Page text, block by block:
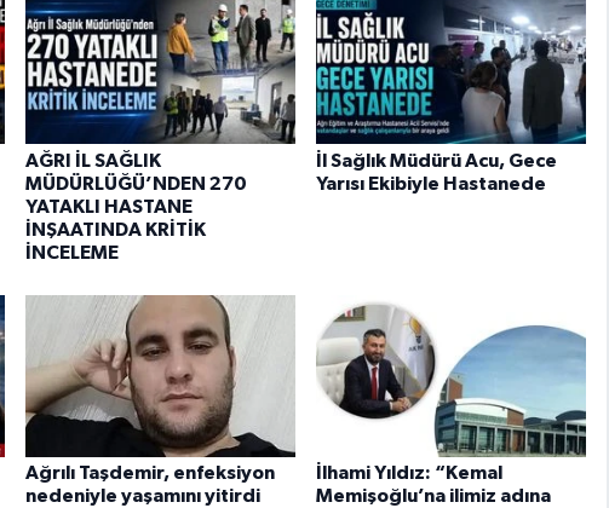
AĞRI İL SAĞLIK
MÜDÜRLÜĞÜ’NDEN 270
YATAKLI HASTANE
İNŞAATINDA KRİTİK
İNCELEME
İl Sağlık Müdürü Acu, Gece
Yarısı Ekibiyle Hastanede
Ağrılı Taşdemir, enfeksiyon
nedeniyle yaşamını yitirdi
İlhami Yıldız: “Kemal
Memişoğlu’na ilimiz adına